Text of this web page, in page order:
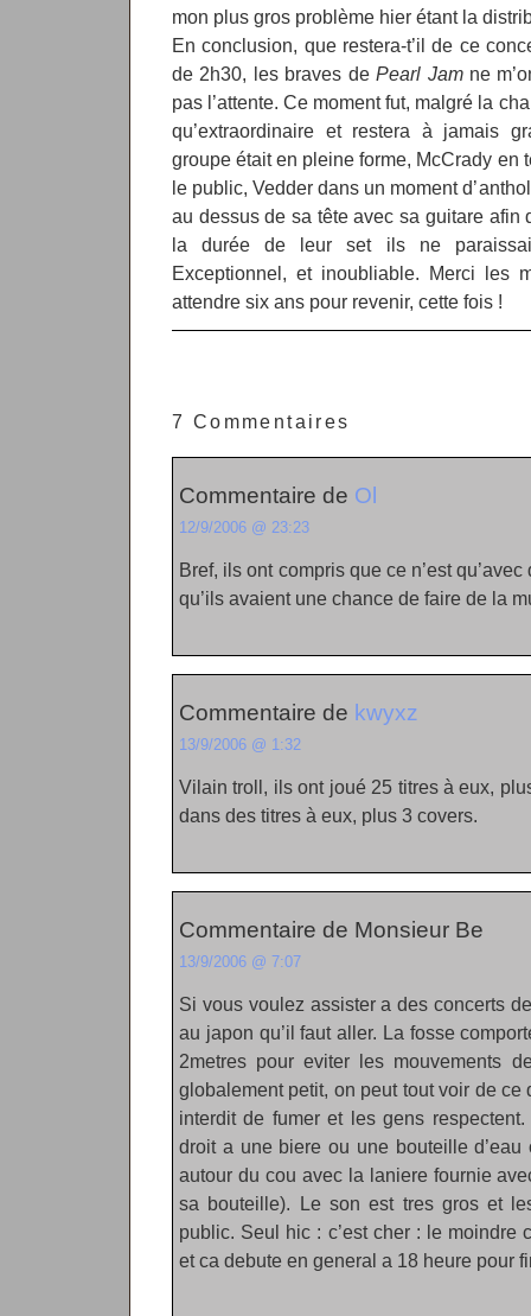
mon plus gros problème hier étant la
En conclusion, que restera-t’il de ce
de 2h30, les braves dePearl Jamne
pas l’attente. Ce moment fut, malgré la
qu’extraordinaire et restera à jamais
groupe était en pleine forme, McCrady en
le public, Vedder dans un moment
au dessus de sa tête avec sa guitare afin
la durée de leur set ils ne
Exceptionnel, et inoubliable. Merci les
attendre six ans pour revenir, cette fois !
7 Commentaires
Commentaire de Ol
12/9/2006 @ 23:23
Bref, ils ont compris que ce n’est
qu’ils avaient une chance de faire de la
Commentaire de kwyxz
13/9/2006 @ 1:32
Vilain troll, ils ont joué 25 titres à eux,
dans des titres à eux, plus 3 covers.
Commentaire de Monsieur Be
13/9/2006 @ 7:07
Si vous voulez assister a des concerts
au japon qu’il faut aller. La fosse
2metres pour eviter les mouvements
globalement petit, on peut tout voir de
interdit de fumer et les gens
droit a une biere ou une bouteille d’eau
autour du cou avec la laniere fournie
sa bouteille). Le son est tres gros et
public. Seul hic : c’est cher : le moindre
et ca debute en general a 18 heure pour